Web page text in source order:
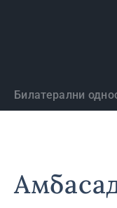
Државе
Билатерални